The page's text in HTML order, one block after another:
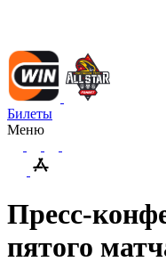
Билеты
Меню
Пресс-
пятого